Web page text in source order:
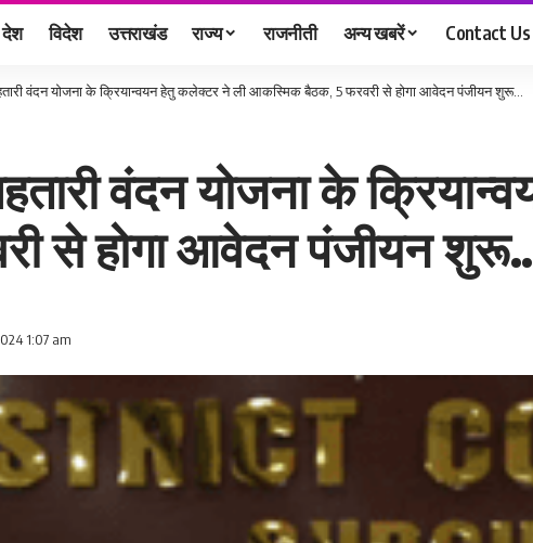
देश विदेश उत्तराखंड राज्य राजनीती अन्य खबरें Contact Us
वंदन योजना के क्रियान्वयन हेतु कलेक्टर ने ली आकस्मिक बैठक, 5 फरवरी से होगा आवेदन पंजीयन शुरू…
वंदन योजना के
से होगा आवेदन पंजीयन
1:07 am